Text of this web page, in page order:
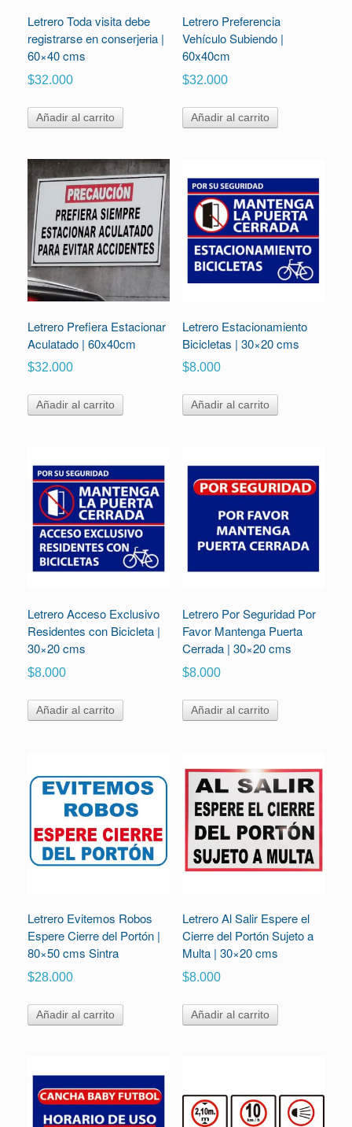
Letrero Toda visita debe
registrarse en conserjeria |
60×40 cms
$32.000
Añadir al carrito
Letrero Preferencia
Vehículo Subiendo |
60x40cm
$32.000
Añadir al carrito
Letrero Prefiera Estacionar
Aculatado | 60x40cm
$32.000
Añadir al carrito
Letrero Estacionamiento
Bicicletas | 30×20 cms
$8.000
Añadir al carrito
Letrero Acceso Exclusivo
Residentes con Bicicleta |
30×20 cms
$8.000
Añadir al carrito
Letrero Por Seguridad Por
Favor Mantenga Puerta
Cerrada | 30×20 cms
$8.000
Añadir al carrito
Letrero Evitemos Robos
Espere Cierre del Portón |
80×50 cms Sintra
$28.000
Añadir al carrito
Letrero Al Salir Espere el
Cierre del Portón Sujeto a
Multa | 30×20 cms
$8.000
Añadir al carrito